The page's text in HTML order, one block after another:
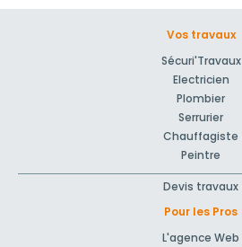
Vos travaux
Sécuri'Travaux
Electricien
Plombier
Serrurier
Chauffagiste
Peintre
Devis travaux
Pour les Pros
L'agence Web